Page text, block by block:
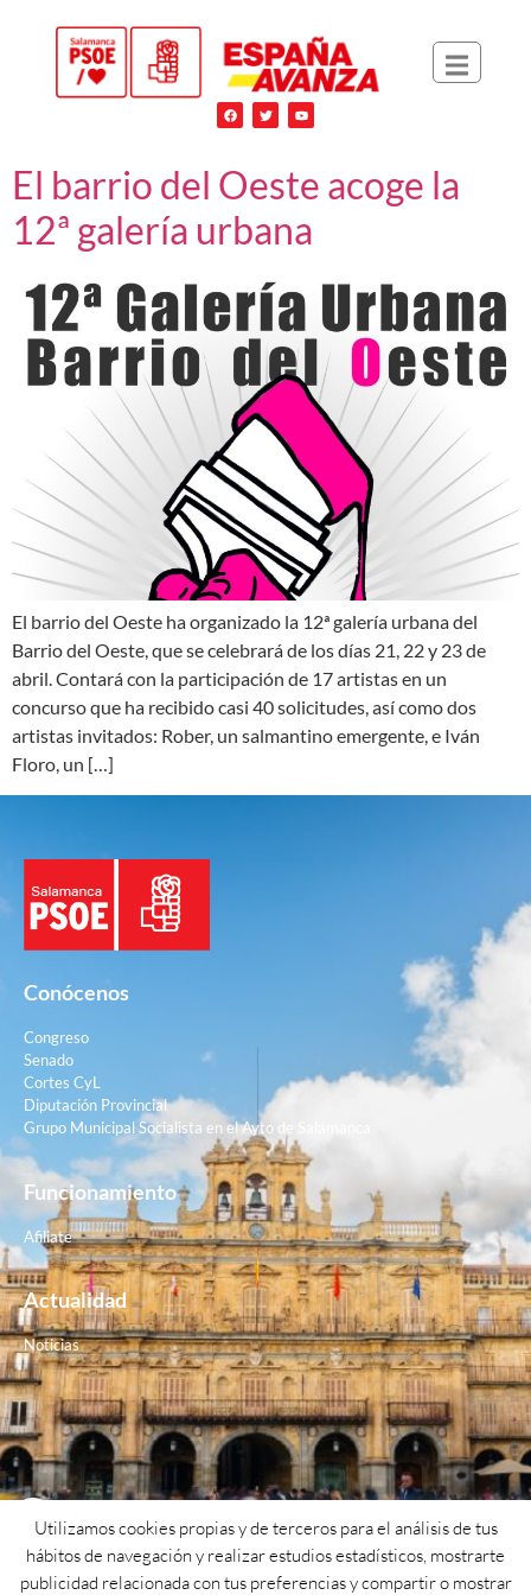
El barrio del Oeste acoge la
12ª galería urbana
El barrio del Oeste ha organizado la 12ª galería urbana del
Barrio del Oeste, que se celebrará de los días 21, 22 y 23 de
abril. Contará con la participación de 17 artistas en un
concurso que ha recibido casi 40 solicitudes, así como dos
artistas invitados: Rober, un salmantino emergente, e Iván
Floro, un […]
Conócenos
Congreso
Senado
Cortes CyL
Diputación Provincial
Grupo Municipal Socialista en el Ayto de Salamanca
Funcionamiento
Afiliate
Actualidad
Noticias
Contacto
Teléfono: 923 26 62 25
Utilizamos cookies propias y de terceros para el análisis de tus
hábitos de navegación y realizar estudios estadísticos, mostrarte
publicidad relacionada con tus preferencias y compartir o mostrar